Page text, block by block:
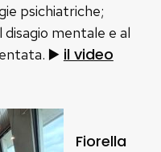
psichiatriche;
disagio mentale e al
▶️ il video
Fiorella